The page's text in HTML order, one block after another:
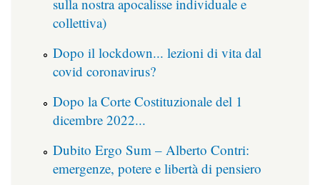
sulla nostra apocalisse individuale e
collettiva)
Dopo il lockdown... lezioni di vita dal
covid coronavirus?
Dopo la Corte Costituzionale del 1
dicembre 2022...
Dubito Ergo Sum – Alberto Contri:
emergenze, potere e libertà di pensiero